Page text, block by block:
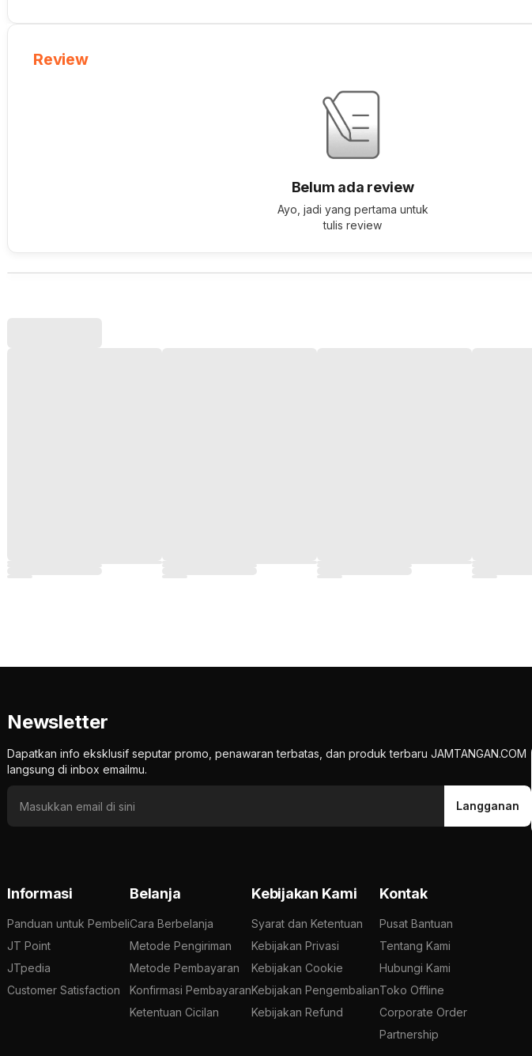
Newsletter
Dapatkan info eksklusif seputar promo, penawaran terbatas, dan produk terbaru JAMTANGAN.COM
langsung di inbox emailmu.
Langganan
Informasi
Panduan untuk Pembeli
JT Point
JTpedia
Customer Satisfaction
Belanja
Cara Berbelanja
Metode Pengiriman
Metode Pembayaran
Konfirmasi Pembayaran
Ketentuan Cicilan
Kebijakan Kami
Syarat dan Ketentuan
Kebijakan Privasi
Kebijakan Cookie
Kebijakan Pengembalian
Kebijakan Refund
Kontak
Pusat Bantuan
Tentang Kami
Hubungi Kami
Toko Offline
Corporate Order
Partnership
Review
Belum ada review
Ayo, jadi yang pertama untuk
tulis review